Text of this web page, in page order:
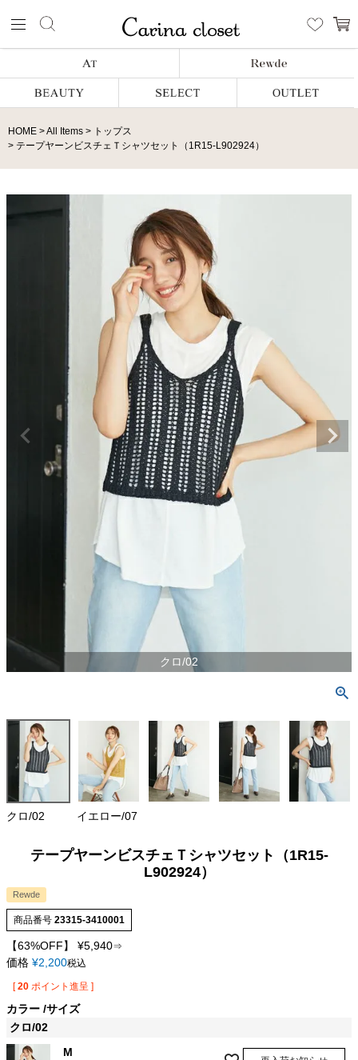
HOME All Items
トップス
テープヤーンビスチェＴシャツセット（1R15-L902924）
クロ/02
クロ/02 イエロー/07
テープヤーンビスチェＴシャツセット（1R15-
L902924）
Rewde
商品番号 23315-3410001
【63%OFF】 ¥5,940⇒
価格 ¥2,200税込
[ 20 ポイント進呈 ]
カラー サイズ
クロ/02
M